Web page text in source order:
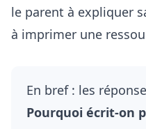
le parent à expliquer
à imprimer une
En bref : les
Pourquoi écrit-on